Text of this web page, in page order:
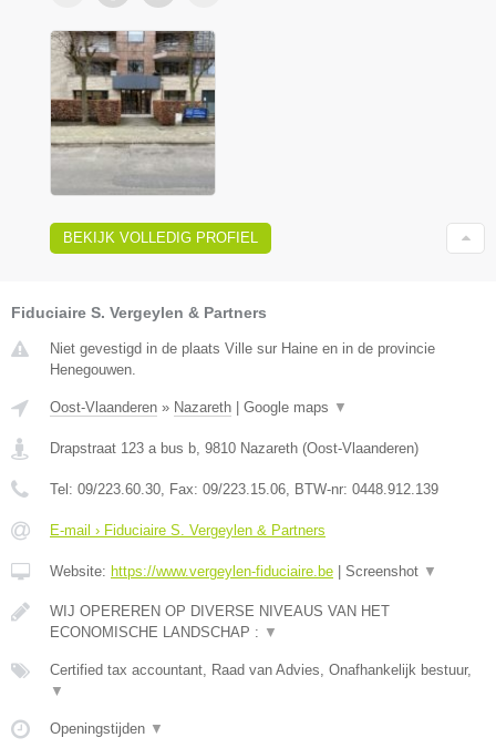
BEKIJK VOLLEDIG PROFIEL
Fiduciaire S. Vergeylen & Partners
Niet gevestigd in de plaats Ville sur Haine en in de provincie
Henegouwen.
Oost-Vlaanderen » Nazareth | Google maps ▼
Drapstraat 123 a bus b 9810 Nazareth (Oost-Vlaanderen)
Tel: 09/223.60.30 , Fax: 09/223.15.06 , BTW-nr: 0448.912.139
E-mail › Fiduciaire S. Vergeylen & Partners
Website: https://www.vergeylen-fiduciaire.be | Screenshot ▼
WIJ OPEREREN OP DIVERSE NIVEAUS VAN HET
ECONOMISCHE LANDSCHAP : ▼
Certified tax accountant, Raad van Advies, Onafhankelijk bestuur,
▼
Openingstijden ▼